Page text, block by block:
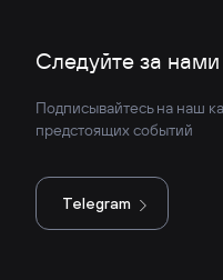
Следуйте за нами
Подписывайтесь на наш
предстоящих событий
Telegram